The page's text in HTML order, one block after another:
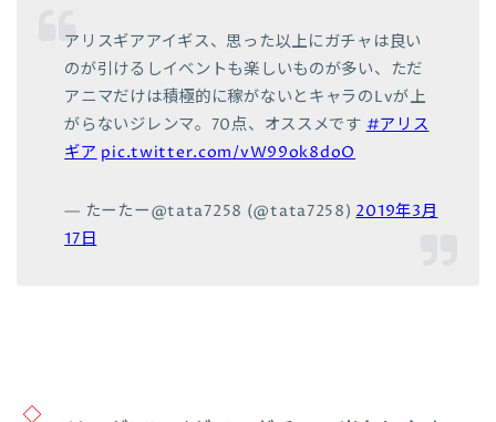
アリスギアアイギス、思った以上にガチャは良い
のが引けるしイベントも楽しいものが多い、ただ
アニマだけは積極的に稼がないとキャラのLvが上
がらないジレンマ。70点、オススメです #アリス
ギア pic.twitter.com/vW99ok8doO
— たーたー@tata7258 (@tata7258)2019年3月
17日